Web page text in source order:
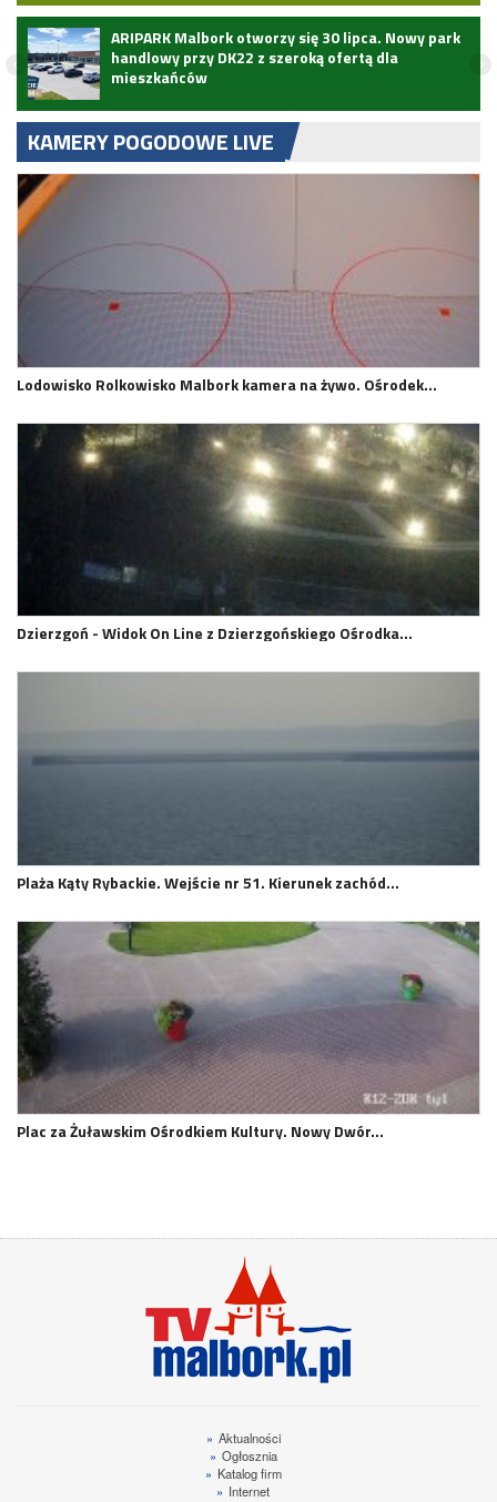
ARIPARK Malbork otworzy się 30 lipca. Nowy park
handlowy przy DK22 z szeroką ofertą dla
mieszkańców
KAMERY POGODOWE LIVE
Lodowisko Rolkowisko Malbork kamera na żywo. Ośrodek…
Dzierzgoń - Widok On Line z Dzierzgońskiego Ośrodka…
Plaża Kąty Rybackie. Wejście nr 51. Kierunek zachód…
Plac za Żuławskim Ośrodkiem Kultury. Nowy Dwór…
» Aktualności
» Ogłosznia
» Katalog firm
» Internet